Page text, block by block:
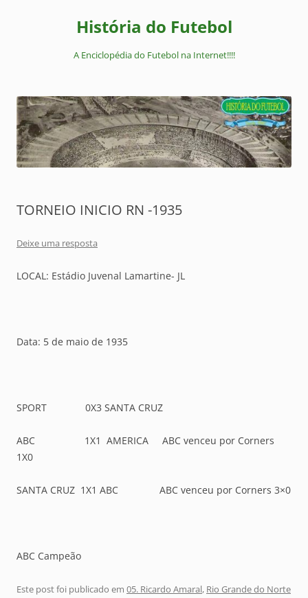
História do Futebol
A Enciclopédia do Futebol na Internet!!!!
TORNEIO INICIO RN -1935
Deixe uma resposta
LOCAL: Estádio Juvenal Lamartine- JL
Data: 5 de maio de 1935
SPORT 0X3 SANTA CRUZ
ABC 1X1 AMERICA ABC venceu por Corners
1X0
SANTA CRUZ 1X1 ABC ABC venceu por Corners 3×0
ABC Campeão
Este post foi publicado em 05. Ricardo Amaral, Rio Grande do Norte